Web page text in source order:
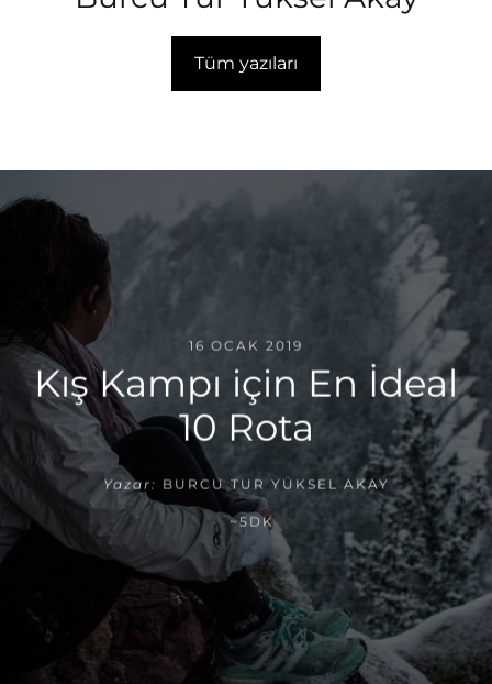
Tüm yazıları
16 OCAK 2019
Kış Kampı için En İdeal
10 Rota
Yazar: BURCU TUR YÜKSEL AKAY
~5DK